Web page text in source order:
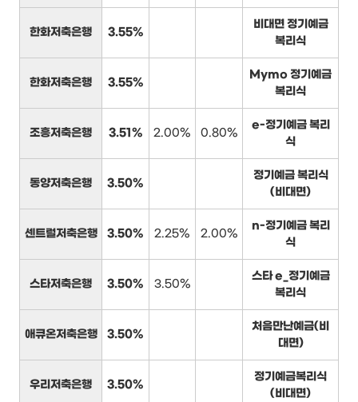
한화저축은행 3.55%
비대면 정기예금
복리식
한화저축은행 3.55%
Mymo 정기예금
복리식
조흥저축은행 3.51% 2.00% 0.80%
e-정기예금 복리
식
동양저축은행 3.50%
정기예금 복리식
(비대면)
센트럴저축은행 3.50% 2.25% 2.00%
n-정기예금 복리
식
스타저축은행 3.50% 3.50%
스타 e_정기예금
복리식
애큐온저축은행 3.50%
처음만난예금(비
대면)
우리저축은행 3.50%
정기예금복리식
(비대면)